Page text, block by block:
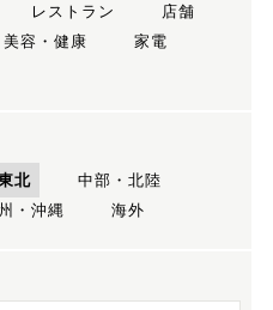
レストラン
店舗
美容・健康
家電
北
中部・北陸
・沖縄 海外